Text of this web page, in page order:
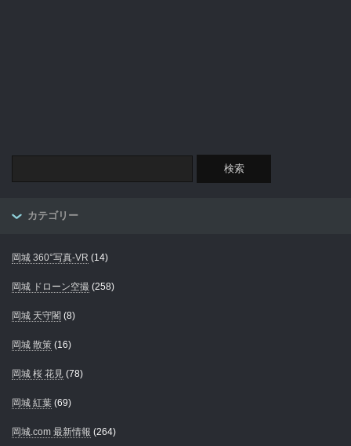
カテゴリー
岡城 360°写真-VR (14)
岡城 ドローン空撮 (258)
岡城 天守閣 (8)
岡城 散策 (16)
岡城 桜 花見 (78)
岡城 紅葉 (69)
岡城.com 最新情報 (264)